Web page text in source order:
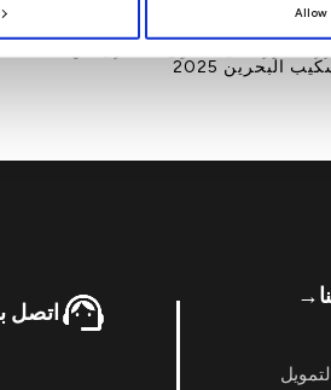
Allow
حضوره في السوق العقاري من
2025
→
اتصل بنا 24/7 :